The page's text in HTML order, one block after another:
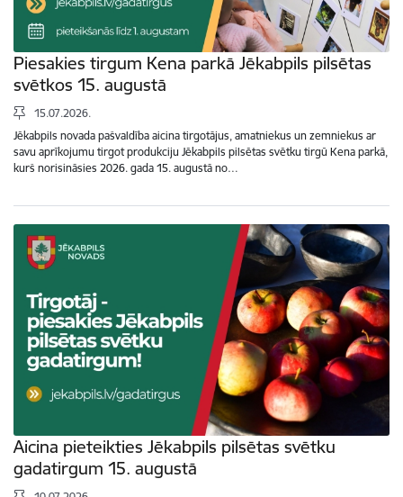
Piesakies tirgum Kena parkā Jēkabpils pilsētas
svētkos 15. augustā
15.07.2026.
Jēkabpils novada pašvaldība aicina tirgotājus, amatniekus un zemniekus ar
savu aprīkojumu tirgot produkciju Jēkabpils pilsētas svētku tirgū Kena parkā,
kurš norisināsies 2026. gada 15. augustā no…
Aicina pieteikties Jēkabpils pilsētas svētku
gadatirgum 15. augustā